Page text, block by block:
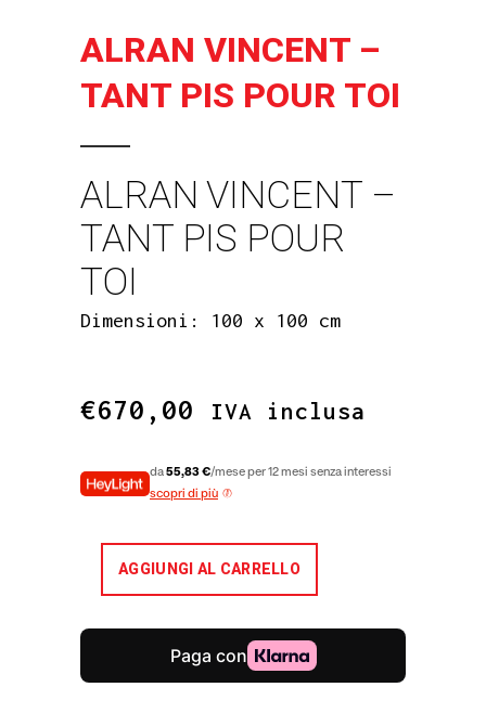
ALRAN VINCENT –
TANT PIS POUR TOI
ALRAN VINCENT –
TANT PIS POUR
TOI
Dimensioni: 100 x 100 cm
€670,00 IVA inclusa
da55,83 €/mese per 12 mesi senza interessi
scopri di più
AGGIUNGI AL CARRELLO